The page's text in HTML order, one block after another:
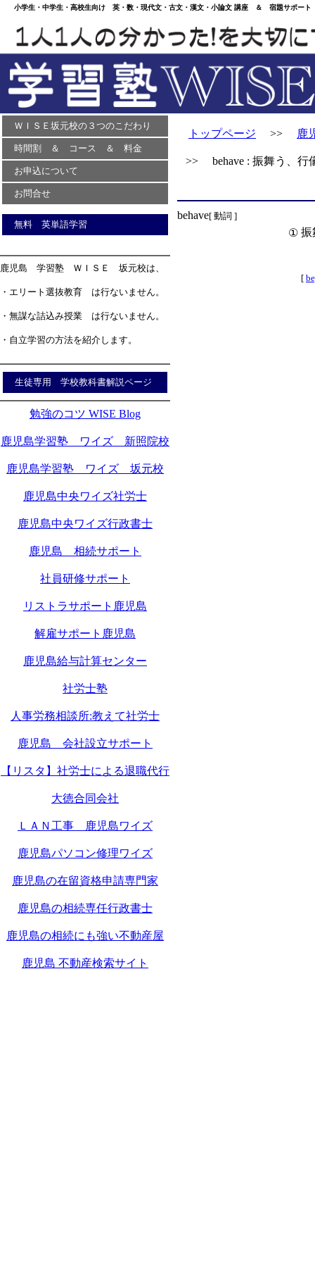
小学生・中学生・高校生向け 英・数・現代文・古文・漢文・小論文 講座 ＆ 宿題サポー
ＷＩＳＥ坂元校の３つのこだわり
時間割 ＆ コース ＆ 料金
お申込について
お問合せ
無料 英単語学習
鹿児島 学習塾 ＷＩＳＥ 坂元校は、
・エリート選抜教育 は行ないません。
・無謀な詰込み授業 は行ないません。
・自立学習の方法を紹介します。
生徒専用 学校教科書解説ページ
勉強のコツ WISE Blog
鹿児島学習塾 ワイズ 新照院校
鹿児島学習塾 ワイズ 坂元校
鹿児島中央ワイズ社労士
鹿児島中央ワイズ行政書士
鹿児島 相続サポート
社員研修サポート
リストラサポート鹿児島
解雇サポート鹿児島
鹿児島給与計算センター
社労士塾
人事労務相談所:教えて社労士
鹿児島 会社設立サポート
【リスタ】社労士による退職代行
大徳合同会社
ＬＡＮ工事 鹿児島ワイズ
鹿児島パソコン修理ワイズ
鹿児島の在留資格申請専門家
鹿児島の相続専任行政書士
鹿児島の相続にも強い不動産屋
鹿児島 不動産検索サイト
トップページ >> 鹿
>> behave : 振舞う、行
behave[ 動詞 ]
① 振
[